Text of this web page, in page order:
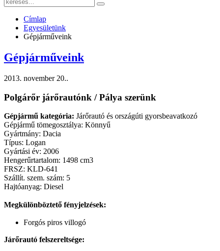
Címlap
Egyesületünk
Gépjárműveink
Gépjárműveink
2013. november 20..
Polgárőr járőrautónk / Pálya szerünk
Gépjármű kategória: Járőrautó és országúti gyorsbeavatkozó
Gépjármű tömegosztálya: Könnyű
Gyártmány: Dacia
Típus: Logan
Gyártási év: 2006
Hengerűrtartalom: 1498 cm3
FRSZ: KLD-641
Szállít. szem. szám: 5
Hajtóanyag: Diesel
Megkülönböztető fényjelzések:
Forgós piros villogó
Járőrautó felszereltsége: